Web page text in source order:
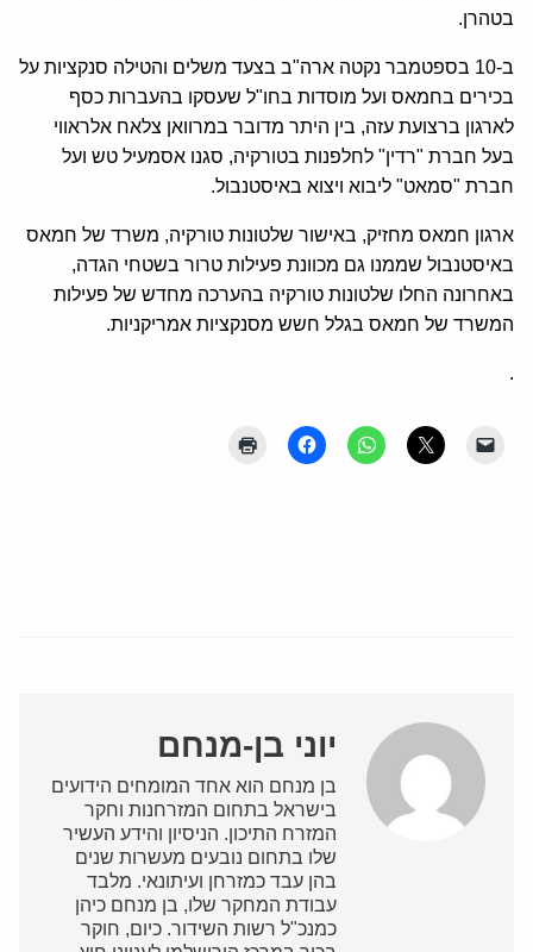
בטהרן.
ב-10 בספטמבר נקטה ארה"ב בצעד משלים והטילה סנקציות על
בכירים בחמאס ועל מוסדות בחו"ל שעסקו בהעברות כסף
לארגון ברצועת עזה, בין היתר מדובר במרוואן צלאח אלראווי
בעל חברת "רדין" לחלפנות בטורקיה, סגנו אסמעיל טש ועל
חברת "סמאט" ליבוא ויצוא באיסטנבול.
ארגון חמאס מחזיק, באישור שלטונות טורקיה, משרד של חמאס
באיסטנבול שממנו גם מכוונת פעילות טרור בשטחי הגדה,
באחרונה החלו שלטונות טורקיה בהערכה מחדש של פעילות
המשרד של חמאס בגלל חשש מסנקציות אמריקניות.
.
יוני בן-מנחם
בן מנחם הוא אחד המומחים הידועים
בישראל בתחום המזרחנות וחקר
המזרח התיכון. הניסיון והידע העשיר
שלו בתחום נובעים מעשרות שנים
בהן עבד כמזרחן ועיתונאי. מלבד
עבודת המחקר שלו, בן מנחם כיהן
כמנכ"ל רשות השידור. כיום, חוקר